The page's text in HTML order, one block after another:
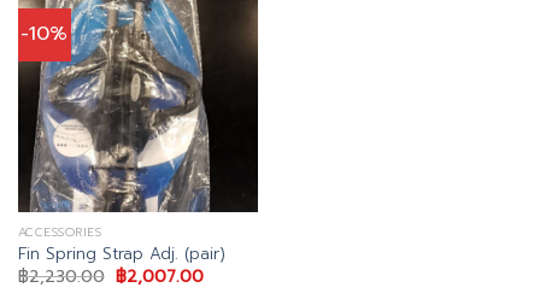
-10%
ACCESSORIES
Fin Spring Strap Adj. (pair)
฿2,230.00 Original
price
฿2,007.00Current